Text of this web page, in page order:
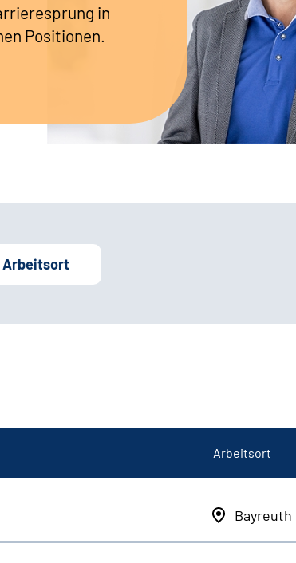
in
Positionen.
Arbeitsort
Arbeitsort
Bayreuth